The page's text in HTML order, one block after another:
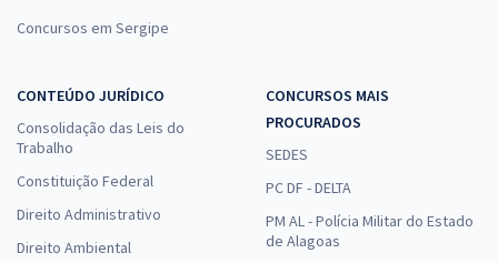
Concursos em Sergipe
CONTEÚDO JURÍDICO
Consolidação das Leis do
Trabalho
Constituição Federal
Direito Administrativo
Direito Ambiental
CONCURSOS MAIS
PROCURADOS
SEDES
PC DF - DELTA
PM AL - Polícia Militar do Estado
de Alagoas